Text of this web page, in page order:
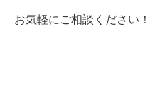
お気軽にご相談ください！